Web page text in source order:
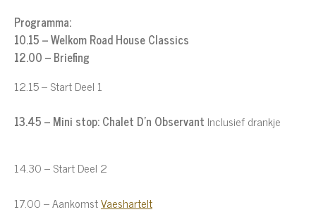
Programma:
10.15 – Welkom Road House Classics
12.00 – Briefing
12.15 – Start Deel 1
13.45 – Mini stop:Chalet D'n Observant Inclusief drankje
14.30 – Start Deel 2
17.00 – AankomstVaeshartelt